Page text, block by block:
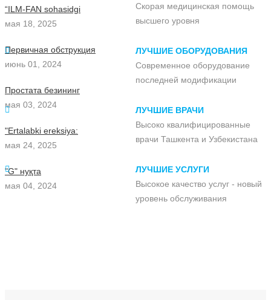
“ILM-FAN sohasidgi
мая 18, 2025
Первичная обструкция
июнь 01, 2024
Простата безининг
мая 03, 2024
"Ertalabki ereksiya:
мая 24, 2025
"G" нуқта
мая 04, 2024
Скорая медицинская помощь
высшего уровня
ЛУЧШИЕ ОБОРУДОВАНИЯ
Современное оборудование
последней модификации
ЛУЧШИЕ ВРАЧИ
Высоко квалифицированные
врачи Ташкента и Узбекистана
ЛУЧШИЕ УСЛУГИ
Высокое качество услуг - новый
уровень обслуживания